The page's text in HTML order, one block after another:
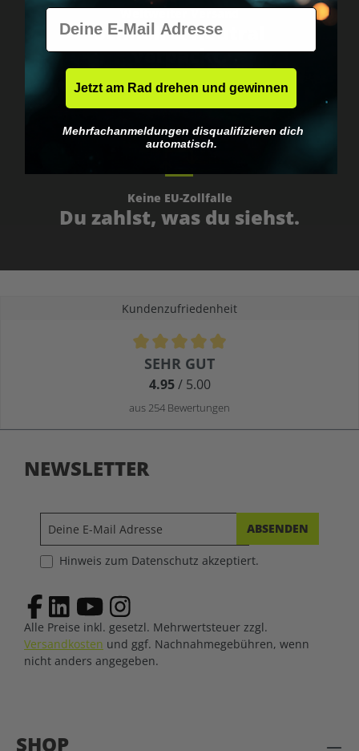
Weltweiter Versand
Schnell & neutral
verpackt.
Keine EU-Zollfalle
Du zahlst, was du siehst.
Kundenzufriedenheit
Durchschnittliche Bewertung von 4.9 von 5 Sternen
SEHR GUT
4.95/ 5.00
aus 254 Bewertungen
SHOP
NEWSLETTER
ABSENDEN
Hinweis zum Datenschutz akzeptiert.
Alle Preise inkl. gesetzl. Mehrwertsteuer zzgl.
Versandkosten und ggf. Nachnahmegebühren, wenn
nicht anders angegeben.
E-Mail
Jetzt am Rad drehen und gewinnen
Mehrfachanmeldungen disqualifizieren dich
automatisch.